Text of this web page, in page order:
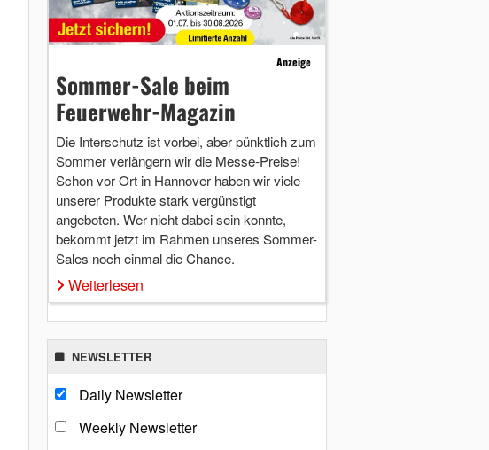
Anzeige
Sommer-Sale beim
Feuerwehr-Magazin
Die Interschutz ist vorbei, aber pünktlich zum
Sommer verlängern wir die Messe-Preise!
Schon vor Ort in Hannover haben wir viele
unserer Produkte stark vergünstigt
angeboten. Wer nicht dabei sein konnte,
bekommt jetzt im Rahmen unseres Sommer-
Sales noch einmal die Chance.
Weiterlesen
NEWSLETTER
Daily Newsletter
Weekly Newsletter